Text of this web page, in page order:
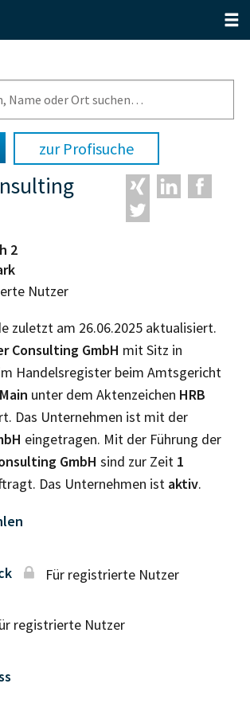
zur Profisuche
2
Nutzer
zuletzt am 26.06.2025 aktualisiert.
Consulting GmbH mit Sitz in
Handelsregister beim Amtsgericht
unter dem Aktenzeichen HRB
Das Unternehmen ist mit der
eingetragen. Mit der Führung der
GmbH sind zur Zeit 1
Das Unternehmen ist aktiv.
Für registrierte Nutzer
registrierte Nutzer